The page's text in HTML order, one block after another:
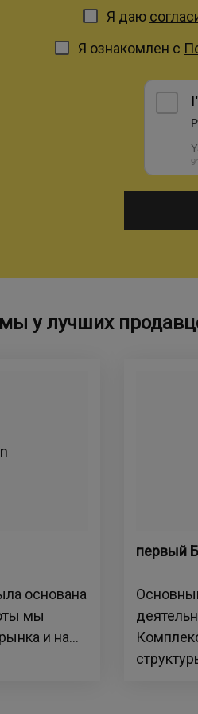
Я даю
Я ознакомлен с
у лучших
основана
мы
и на...
первый